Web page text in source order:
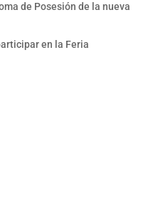
de Posesión de la nueva
en la Feria